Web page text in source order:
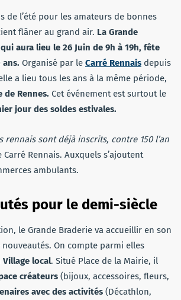
de l’été pour les amateurs de bonnes
flâner au grand air. La Grande
aura lieu le 26 Juin de 9h à 19h, fête
ans. Organisé par le Carré Rennais depuis
a lieu tous les ans à la même période,
Rennes. Cet événement est surtout le
jour des soldes estivales.
rennais sont déjà inscrits, contre 150 l’an
Rennais. Auxquels s’ajoutent
ambulants.
pour le demi-siècle
le Grande Braderie va accueillir en son
On compte parmi elles
Village local. Situé Place de la Mairie, il
créateurs (bijoux, accessoires, fleurs,
avec des activités (Décathlon,